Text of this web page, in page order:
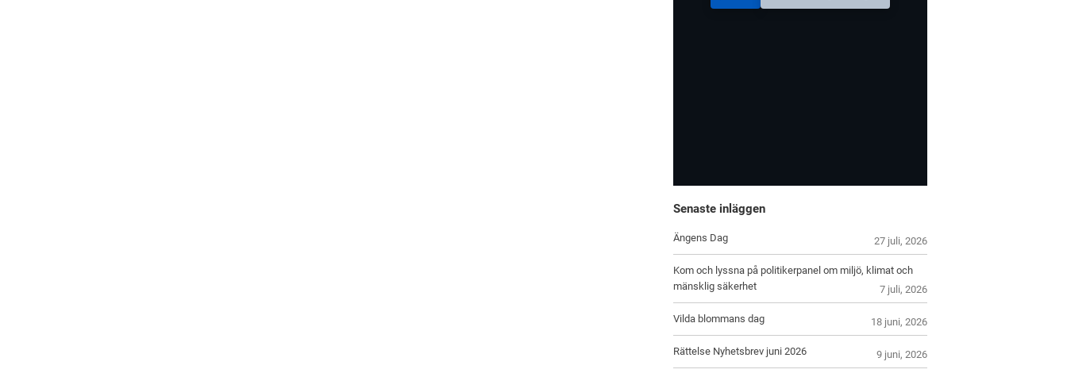
Senaste inläggen
Ängens Dag 27 juli, 2026
Kom och lyssna på politikerpanel om miljö, klimat och
mänsklig säkerhet
7 juli, 2026
Vilda blommans dag 18 juni, 2026
Rättelse Nyhetsbrev juni 2026 9 juni, 2026